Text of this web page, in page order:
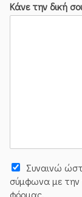
Κάνε την δική
Συναινώ
σύμφωνα με την